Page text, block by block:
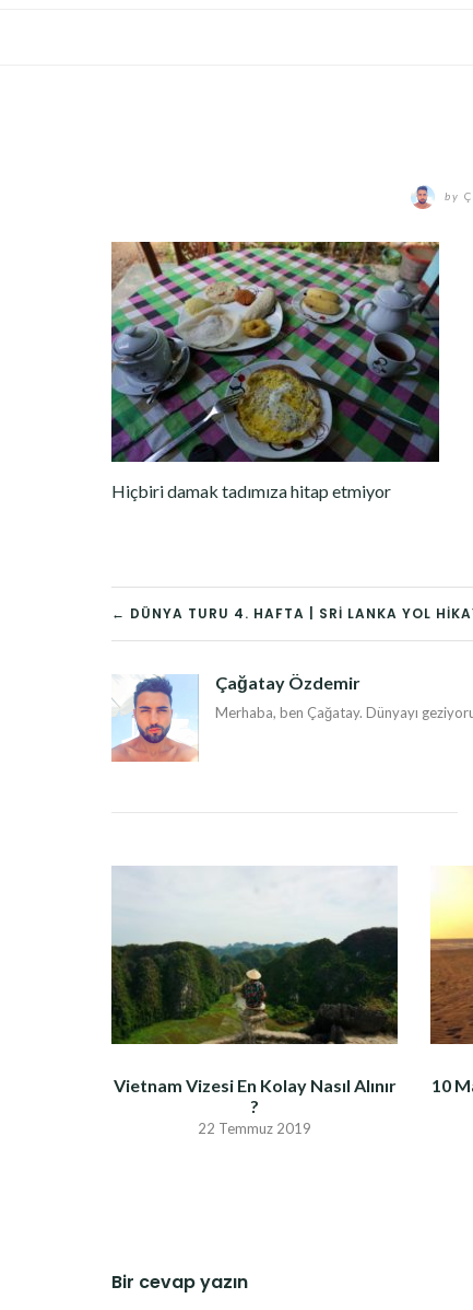
by
Hiçbiri damak tadımıza hitap etmiyor
YAZI
DOLAŞIMI
← DÜNYA TURU 4. HAFTA | SRI LANKA YOL
Çağatay Özdemir
Merhaba, ben Çağatay. Dünyayı
Vietnam Vizesi En Kolay Nasıl Alınır
?
22 Temmuz 2019
10
Bir cevap yazın